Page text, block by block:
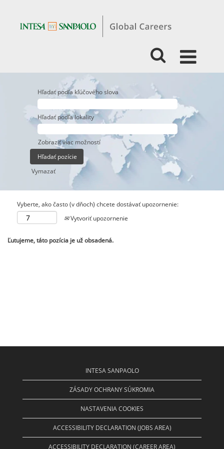
Hľadať podľa kľúčového slova
Hľadať podľa lokality
Zobraziť viac možností
Vymazať
Vyberte, ako často (v dňoch) chcete dostávať upozornenie:
Vytvoriť upozornenie
Ľutujeme, táto pozícia je už obsadená.
INTESA SANPAOLO
ZÁSADY OCHRANY SÚKROMIA
NASTAVENIA COOKIES
ACCESSIBILITY DECLARATION (JOBS AREA)
ACCESSIBILITY DECLARATION (CAREER AREA)